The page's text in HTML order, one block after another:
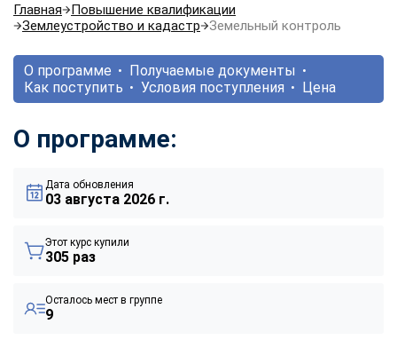
Главная
Повышение квалификации
Землеустройство и кадастр
Земельный контроль
О программе
Получаемые документы
Как поступить
Условия поступления Цена
О программе:
Дата обновления
03 августа 2026 г.
Этот курс купили
305 раз
Осталось мест в группе
9